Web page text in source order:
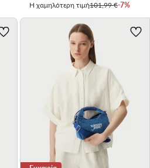
Η χαμηλότερη τιμή101,99 €-7%